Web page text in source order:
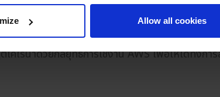
Allow all cookies
รนาด้วยกลยุทธ์การใช้งาน AWS เพื่อให้ได้ทั้งกา